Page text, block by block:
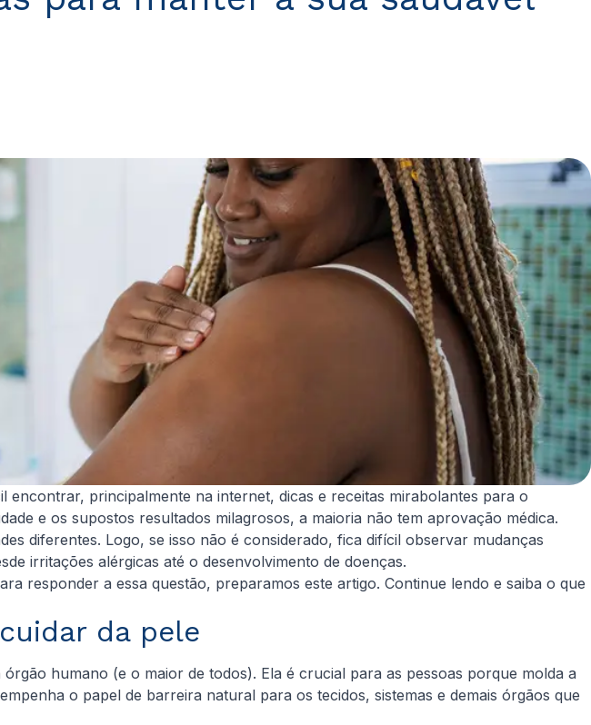
principalmente na internet, dicas e receitas mirabolantes para o
e os supostos resultados milagrosos, a maioria não tem aprovação médica.
diferentes. Logo, se isso não é considerado, fica difícil observar mudanças
irritações alérgicas até o desenvolvimento de doenças.
responder a essa questão, preparamos este artigo. Continue lendo e saiba o que
da pele
humano (e o maior de todos). Ela é crucial para as pessoas porque molda a
o papel de barreira natural para os tecidos, sistemas e demais órgãos que